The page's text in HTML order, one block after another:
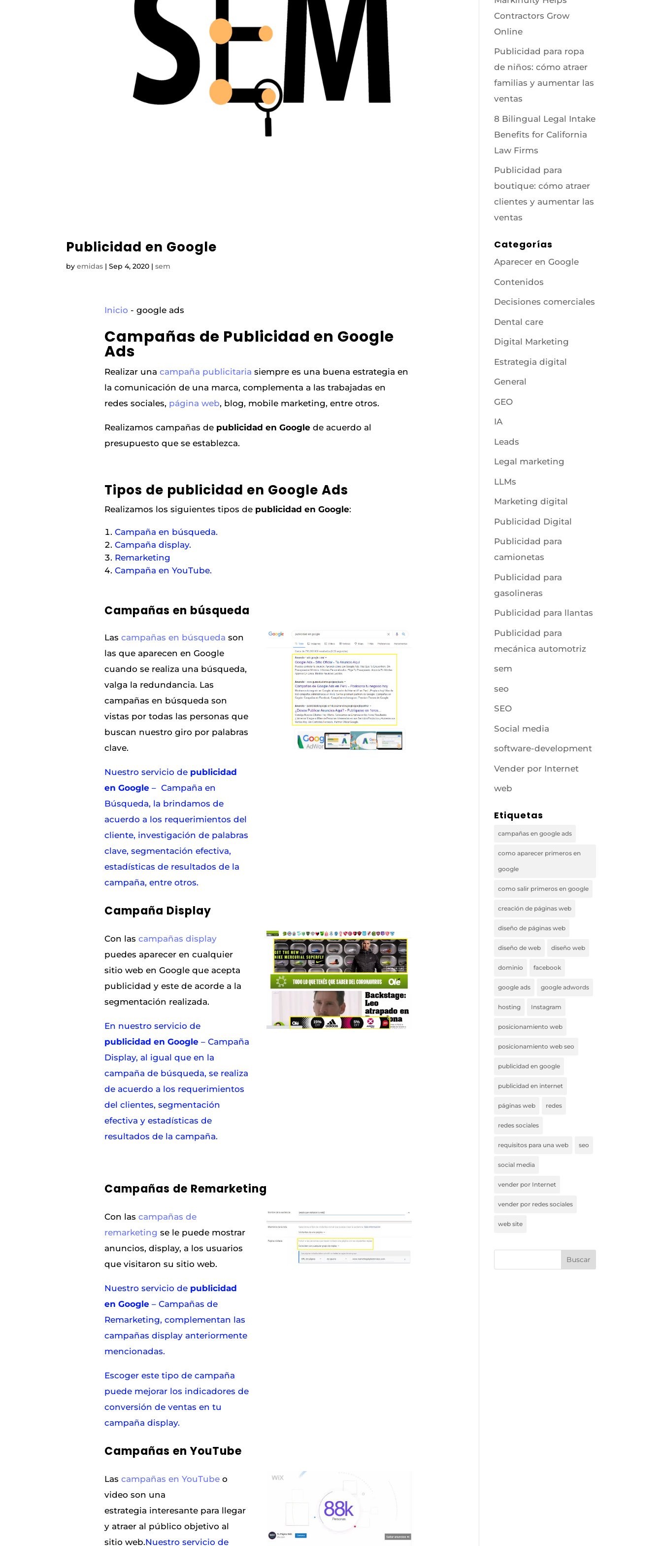
Publicidad en Google
byemidas |Sep 4, 2020 |sem
Inicio -google ads
Campañas de Publicidad en Google
Ads
Realizar unacampaña publicitaria siempre es una buena estrategia en
la comunicación de una marca, complementa a las trabajadas en
redes sociales, página web, blog, mobile marketing, entre otros.
Realizamos campañas de publicidad en Google de acuerdo al
presupuesto que se establezca.
Tipos de publicidad en Google Ads
Realizamos los siguientes tipos de publicidad en Google:
Campaña en búsqueda.
Campaña display.
Remarketing
Campaña en YouTube.
Campañas en búsqueda
Lascampañas en búsqueda son
las que aparecen en Google
cuando se realiza una búsqueda,
valga la redundancia. Las
campañas en búsqueda son
vistas por todas las personas que
buscan nuestro giro por palabras
clave.
Nuestro servicio de publicidad
en Google – Campaña en
Búsqueda, la brindamos de
acuerdo a los requerimientos del
cliente, investigación de palabras
clave, segmentación efectiva,
estadísticas de resultados de la
campaña, entre otros.
Campaña Display
Con lascampañas display
puedes aparecer en cualquier
sitio web en Google que acepta
publicidad y este de acorde a la
segmentación realizada.
En nuestro servicio de
publicidad en Google – Campaña
Display, al igual que en la
campaña de búsqueda, se realiza
de acuerdo a los requerimientos
del clientes, segmentación
efectiva y estadísticas de
resultados de la campaña.
Campañas de Remarketing
Con lascampañas de
remarketing se le puede mostrar
anuncios, display, a los usuarios
que visitaron su sitio web.
Nuestro servicio de publicidad
en Google – Campañas de
Remarketing, complementan las
campañas display anteriormente
mencionadas.
Escoger este tipo de campaña
puede mejorar los indicadores de
conversión de ventas en tu
campaña display.
Campañas en YouTube
Lascampañas en YouTube o
video son una
estrategia interesante para llegar
y atraer al público objetivo al
sitio web.Nuestro servicio de
Contractors Grow
Online
Publicidad para ropa
de niños: cómo atraer
familias y aumentar las
ventas
8 Bilingual Legal Intake
Benefits for California
Law Firms
Publicidad para
boutique: cómo atraer
clientes y aumentar las
ventas
Categorías
Aparecer en Google
Contenidos
Decisiones comerciales
Dental care
Digital Marketing
Estrategia digital
General
GEO
IA
Leads
Legal marketing
LLMs
Marketing digital
Publicidad Digital
Publicidad para
camionetas
Publicidad para
gasolineras
Publicidad para llantas
Publicidad para
mecánica automotriz
sem
seo
SEO
Social media
software-development
Vender por Internet
web
Etiquetas
campañas en google ads
como aparecer primeros en
google
como salir primeros en google
creación de páginas web
diseño de páginas web
diseño de web diseño web
dominio facebook
google ads google adwords
hosting Instagram
posicionamiento web
posicionamiento web seo
publicidad en google
publicidad en internet
páginas web redes
redes sociales
requisitos para una web seo
social media
vender por Internet
vender por redes sociales
web site